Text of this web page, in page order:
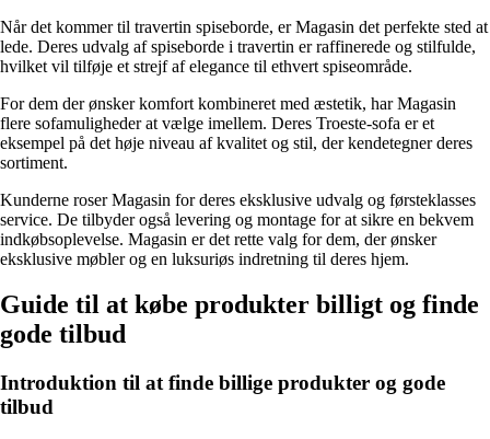
Når det kommer til travertin spiseborde, er Magasin det perfekte sted at
lede. Deres udvalg af spiseborde i travertin er raffinerede og stilfulde,
hvilket vil tilføje et strejf af elegance til ethvert spiseområde.
For dem der ønsker komfort kombineret med æstetik, har Magasin
flere sofamuligheder at vælge imellem. Deres Troeste-sofa er et
eksempel på det høje niveau af kvalitet og stil, der kendetegner deres
sortiment.
Kunderne roser Magasin for deres eksklusive udvalg og førsteklasses
service. De tilbyder også levering og montage for at sikre en bekvem
indkøbsoplevelse. Magasin er det rette valg for dem, der ønsker
eksklusive møbler og en luksuriøs indretning til deres hjem.
Guide til at købe produkter billigt og finde
gode tilbud
Introduktion til at finde billige produkter og gode
tilbud